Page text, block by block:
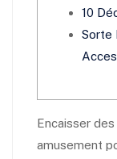
10
Sorte
Encaisser
amusement